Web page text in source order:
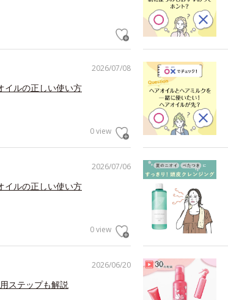
2026/07/08
イルの正しい使い方
0 view
2026/07/06
イルの正しい使い方
0 view
2026/06/20
ステップも解説